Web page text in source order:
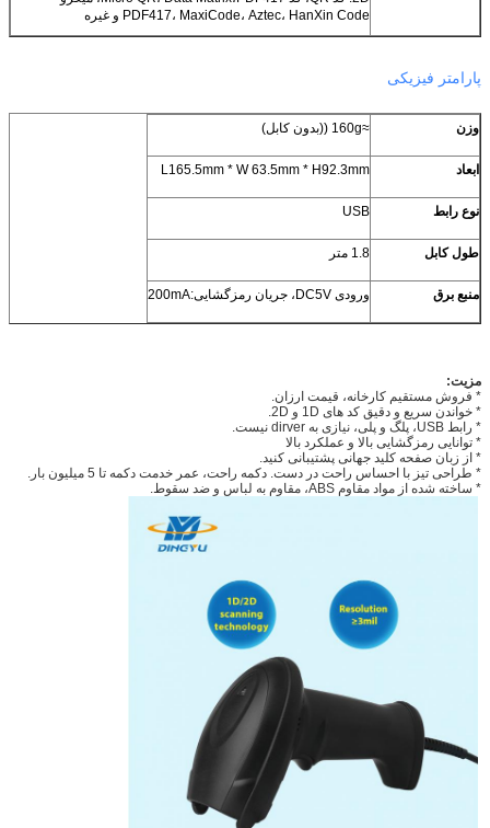
PDF417، MaxiCode، Aztec، HanXin Code و غیره
پارامتر فیزیکی
وزن ≈160g ((بدون کابل)
ابعاد L165.5mm * W 63.5mm * H92.3mm
نوع رابط USB
طول کابل 1.8 متر
منبع برق ورودی DC5V، جریان رمزگشایی:200mA
مزیت:
* فروش مستقیم کارخانه، قیمت ارزان.
* خواندن سریع و دقیق کد های 1D و 2D.
* رابط USB، پلگ و پلی، نیازی به dirver نیست.
* توانایی رمزگشایی بالا و عملکرد بالا
* از زبان صفحه کلید جهانی پشتیبانی کنید.
* طراحی تیز با احساس راحت در دست. دکمه راحت، عمر خدمت دکمه تا 5 میلیون بار.
* ساخته شده از مواد مقاوم ABS، مقاوم به لباس و ضد سقوط.